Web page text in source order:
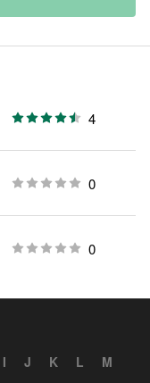
4
0
0
I J K L
M